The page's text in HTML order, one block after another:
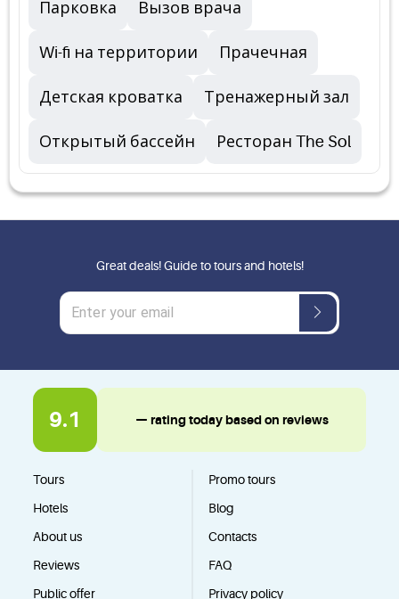
Парковка Вызов врача
Wi-fi на территории Прачечная
Детская кроватка Тренажерный зал
Открытый бассейн Ресторан The Sol
9.1 — rating today based on reviews
Tours
Promo tours
Hotels
Blog
About us
Contacts
Reviews
FAQ
Public offer
Privacy policy
Great deals! Guide to tours and hotels!